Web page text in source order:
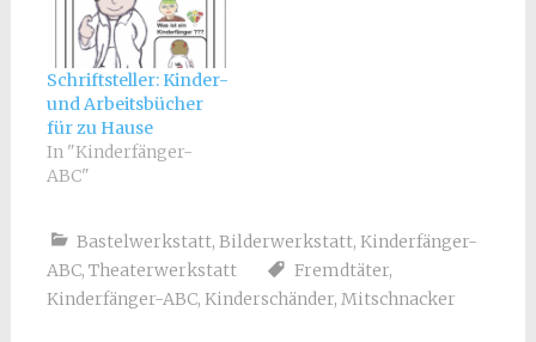
Schriftsteller: Kinder-
und Arbeitsbücher
für zu Hause
In "Kinderfänger-
ABC"
Bastelwerkstatt, Bilderwerkstatt, Kinderfänger-
ABC, Theaterwerkstatt Fremdtäter,
Kinderfänger-ABC, Kinderschänder, Mitschnacker